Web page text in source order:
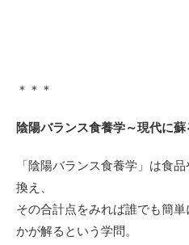
＊＊＊
陰陽バランス食養学～現代に蘇
「陰陽バランス食養学」は食
換え、
その合計点をみれば誰でも簡
かが解るという学問。